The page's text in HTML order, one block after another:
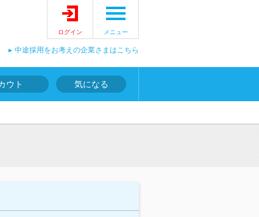
ログイン メニュー
中途採用をお考えの企業さまはこちら
ウト 気になる